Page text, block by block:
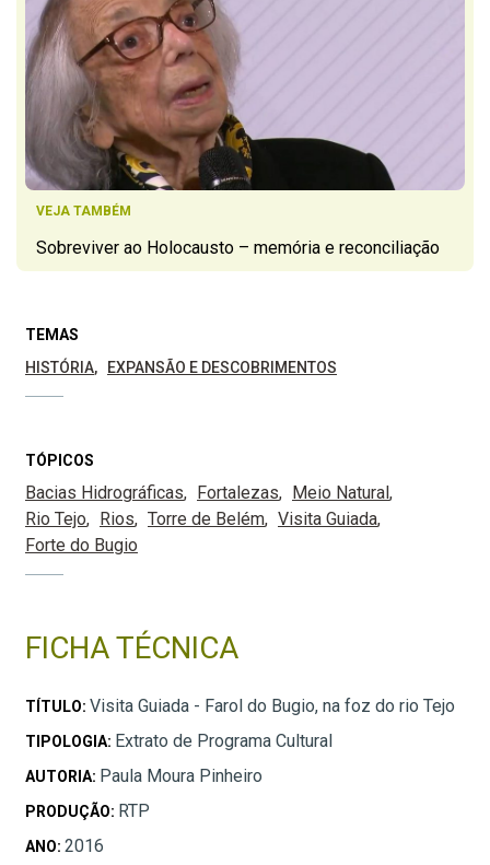
VEJA TAMBÉM
Sobreviver ao Holocausto – memória e reconciliação
TEMAS
HISTÓRIA
EXPANSÃO E DESCOBRIMENTOS
TÓPICOS
Bacias Hidrográficas Fortalezas
Meio Natural
Rio Tejo
Rios Torre de Belém
Visita Guiada
Forte do Bugio
FICHA TÉCNICA
TÍTULO: Visita Guiada - Farol do Bugio, na foz do rio Tejo
TIPOLOGIA: Extrato de Programa Cultural
AUTORIA: Paula Moura Pinheiro
PRODUÇÃO: RTP
ANO: 2016